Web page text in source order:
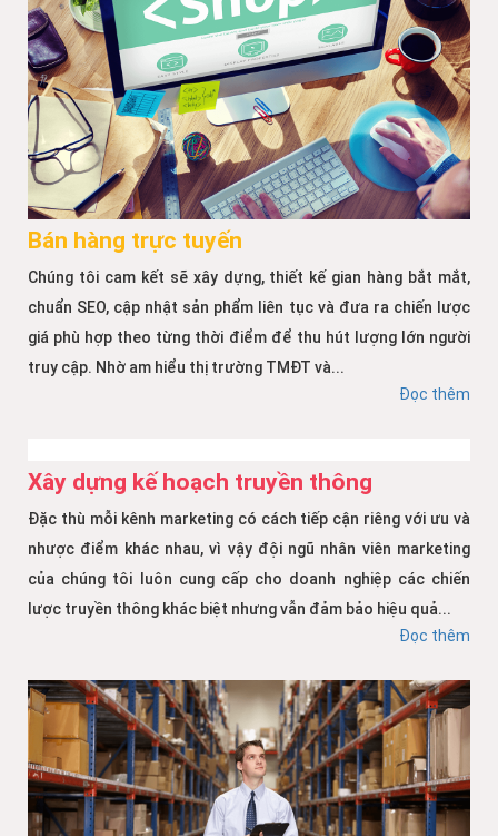
Bán hàng trực tuyến
Chúng tôi cam kết sẽ xây dựng, thiết kế gian hàng bắt mắt,
chuẩn SEO, cập nhật sản phẩm liên tục và đưa ra chiến lược
giá phù hợp theo từng thời điểm để thu hút lượng lớn người
truy cập. Nhờ am hiểu thị trường TMĐT và...
Đọc thêm
Xây dựng kế hoạch truyền thông
Đặc thù mỗi kênh marketing có cách tiếp cận riêng với ưu và
nhược điểm khác nhau, vì vậy đội ngũ nhân viên marketing
của chúng tôi luôn cung cấp cho doanh nghiệp các chiến
lược truyền thông khác biệt nhưng vẫn đảm bảo hiệu quả...
Đọc thêm